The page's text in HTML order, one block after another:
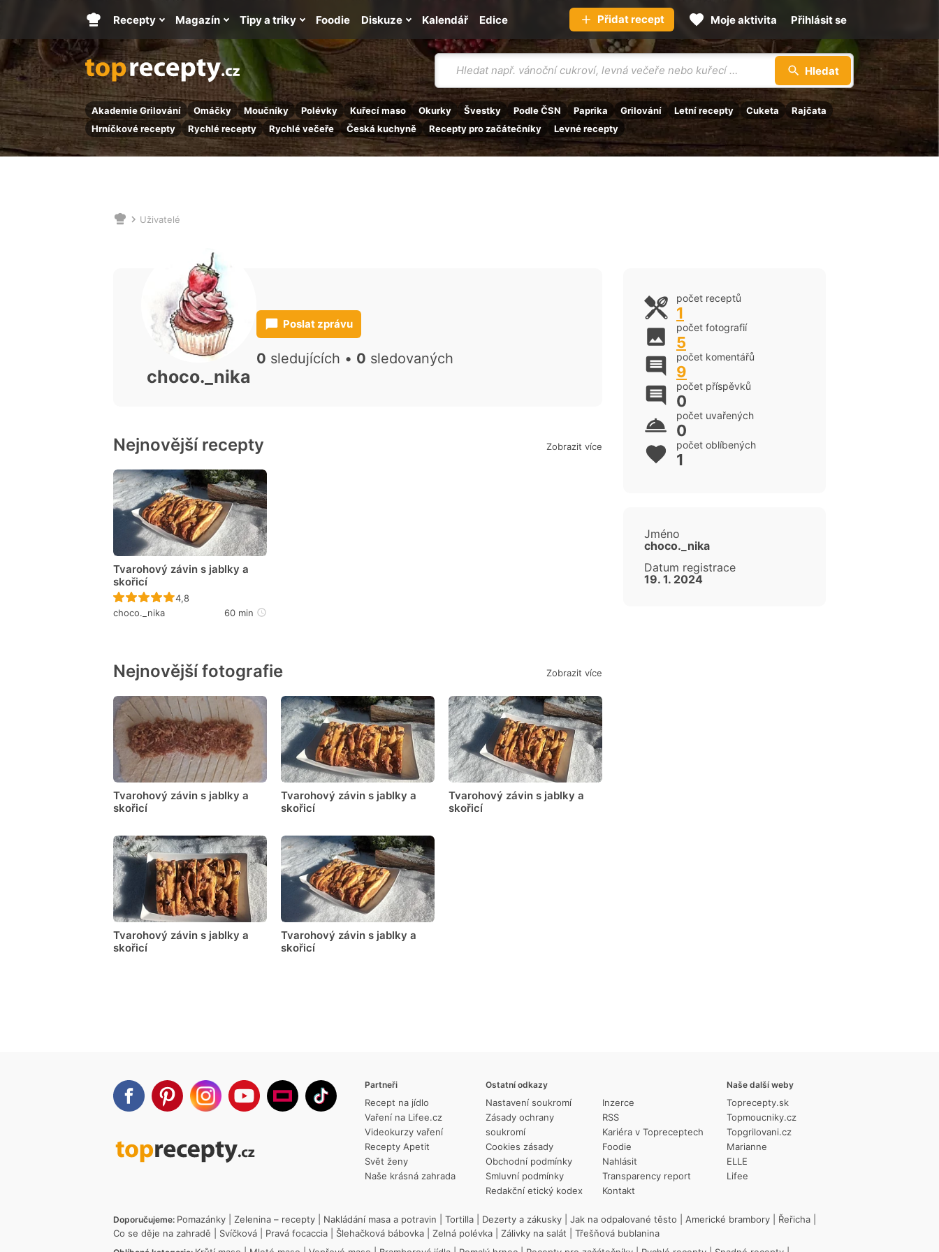
Vyhledávání
Hledat
Akademie Grilování Omáčky Moučníky Polévky Kuřecí maso Okurky Švestky Podle ČSN Paprika Grilování Letní recepty Cuketa
Rajčata
Hrníčkové recepty
Rychlé recepty Rychlé večeře Česká kuchyně Recepty pro začátečníky Levné recepty
Hlavní
stránka
Recepty Magazín Tipy a triky Kalendář
Foodie Diskuze Edice Přidat recept Moje aktivita Přihlásit se
NacházíteUživatelé
choco._nika
Poslat zprávu
0 sledujících • 0 sledovaných
Nejnovější recepty Zobrazit více
Tvarohový závin s jablky a
skořicí
Recept ještě nebyl hodnocen
4,8
choco._nika
60 min
Nejnovější fotografie Zobrazit více
Tvarohový závin s jablky a
skořicí
Tvarohový závin s jablky a
skořicí
Tvarohový závin s jablky a
skořicí
Tvarohový závin s jablky a
skořicí
Tvarohový závin s jablky a
skořicí
počet receptů
1
počet fotografií
5
počet komentářů
9
počet příspěvků
0
počet uvařených
0
počet oblíbených
1
Jméno
choco._nika
Datum registrace
19. 1. 2024
Partneři
Recept na jídlo
Vaření na Lifee.cz
Videokurzy vaření
Recepty Apetit
Svět ženy
Naše krásná zahrada
Ostatní odkazy
Nastavení soukromí
Zásady ochrany
soukromí
Cookies zásady
Obchodní podmínky
Smluvní podmínky
Redakční etický kodex
Inzerce
RSS
Kariéra v Topreceptech
Foodie
Nahlásit
Transparency report
Kontakt
Naše další weby
Toprecepty.sk
Topmoucniky.cz
Topgrilovani.cz
Marianne
ELLE
Lifee
Doporučujeme: Pomazánky Zelenina – recepty Nakládání masa a potravin Tortilla Dezerty a zákusky Jak na odpalované těsto Americké brambory Řeřicha
Co se děje na zahradě
Svíčková Pravá focaccia Šlehačková bábovka Zelná polévka Zálivky na salát Třešňová bublanina